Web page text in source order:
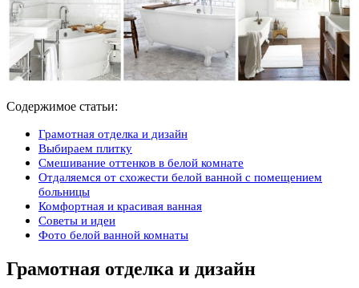
Содержимое статьи:
Грамотная отделка и дизайн
Выбираем плитку
Смешивание оттенков в белой комнате
Отдаляемся от схожести белой ванной с помещением
больницы
Комфортная и красивая ванная
Советы и идеи
Фото белой ванной комнаты
Грамотная отделка и дизайн